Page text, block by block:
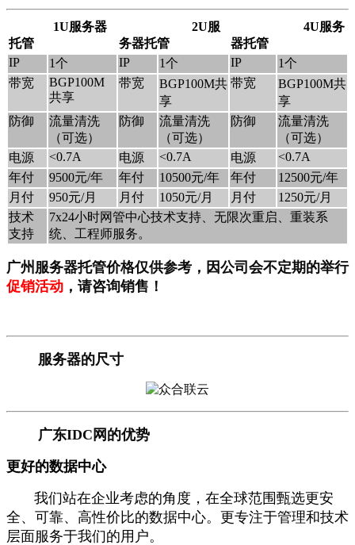
1U服务器
托管
2U服
务器托管
4U服务
器托管
IP
1个 IP 1个 IP
1个
带宽
BGP100M
共享
带宽
BGP100M共
享
带宽
BGP100M共
享
防御
流量清洗
（可选）
防御
流量清洗
（可选）
防御
流量清洗
（可选）
电源
<0.7A 电源 <0.7A 电源
<0.7A
年付
9500元/年 年付 10500元/年 年付
12500元/年
月付
950元/月 月付 1050元/月 月付
1250元/月
技术
支持
7x24小时网管中心技术支持、无限次重启、重装系
统、工程师服务。
广州服务器托管价格仅供参考，因公司会不定期的举行
促销活动 ，请咨询销售！
服务器的尺寸
广东IDC网的优势
更好的数据中心
我们站在企业考虑的角度，在全球范围甄选更安
全、可靠、高性价比的数据中心。更专注于管理和技术
层面服务于我们的用户。